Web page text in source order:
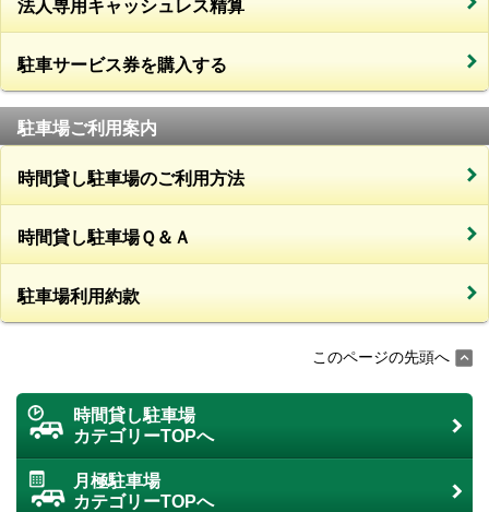
法人専用キャッシュレス精算
駐車サービス券を購入する
駐車場ご利用案内
時間貸し駐車場のご利用方法
時間貸し駐車場Ｑ＆Ａ
駐車場利用約款
このページの先頭へ
時間貸し駐車場
カテゴリーTOPへ
月極駐車場
カテゴリーTOPへ